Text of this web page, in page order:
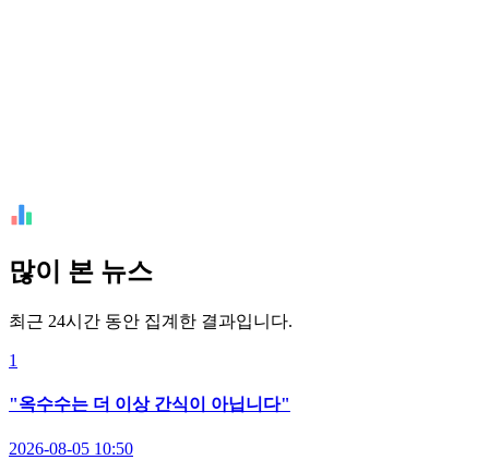
많이 본 뉴스
최근 24시간 동안 집계한 결과입니다.
1
"옥수수는 더 이상 간식이 아닙니다"
2026-08-05 10:50